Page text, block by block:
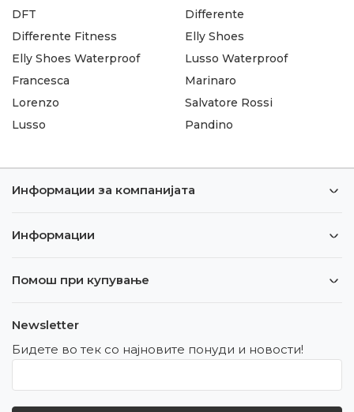
DFT
Differente Fitness
Differente
Elly Shoes
Elly Shoes Waterproof
Francesca
Lorenzo
Lusso
Lusso Waterproof
Marinaro
Salvatore Rossi
Pandino
Информации за компанијата
Информации
Помош при купување
Newsletter
Бидете во тек со најновите понуди и новости!